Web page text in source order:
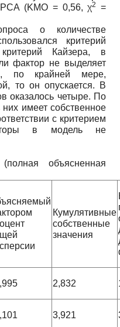
(KMO = 0,56, χ2
=
о количестве
критерий
Кайзера, в
фактор не выделяет
по крайней мере,
то он опускается. В
оказалось четыре. По
имеет собственное
с критерием
в модель не
объясненная
Кумулятивные
собственные
значения
2,832
3,921